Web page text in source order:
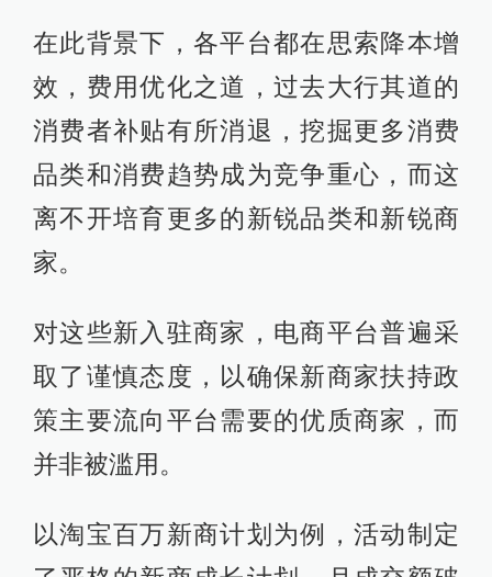
在此背景下，各平台都在思索降本增
效，费用优化之道，过去大行其道的
消费者补贴有所消退，挖掘更多消费
品类和消费趋势成为竞争重心，而这
离不开培育更多的新锐品类和新锐商
家。
对这些新入驻商家，电商平台普遍采
取了谨慎态度，以确保新商家扶持政
策主要流向平台需要的优质商家，而
并非被滥用。
以淘宝百万新商计划为例，活动制定